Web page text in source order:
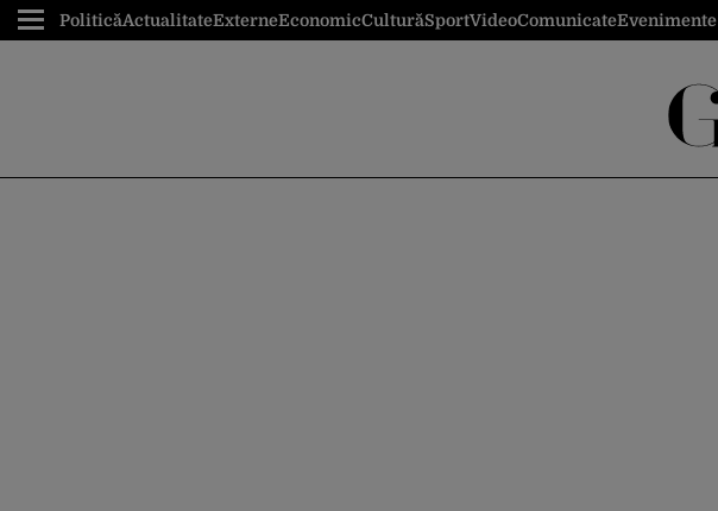
PoliticăActualitateExterneEconomicCulturăSportVideoComunicateEvenimente